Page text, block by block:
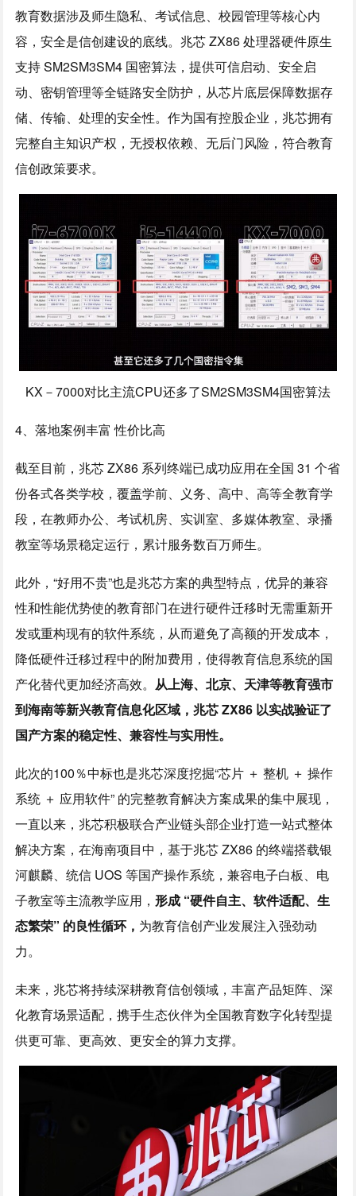
教育数据涉及师生隐私、考试信息、校园管理等核心内
容，安全是信创建设的底线。兆芯 ZX86 处理器硬件原生
支持 SM2SM3SM4 国密算法，提供可信启动、安全启
动、密钥管理等全链路安全防护，从芯片底层保障数据存
储、传输、处理的安全性。作为国有控股企业，兆芯拥有
完整自主知识产权，无授权依赖、无后门风险，符合教育
信创政策要求。
KX－7000对比主流CPU还多了SM2SM3SM4国密算法
4、落地案例丰富 性价比高
截至目前，兆芯 ZX86 系列终端已成功应用在全国 31 个省
份各式各类学校，覆盖学前、义务、高中、高等全教育学
段，在教师办公、考试机房、实训室、多媒体教室、录播
教室等场景稳定运行，累计服务数百万师生。
此外，“好用不贵”也是兆芯方案的典型特点，优异的兼容
性和性能优势使的教育部门在进行硬件迁移时无需重新开
发或重构现有的软件系统，从而避免了高额的开发成本，
降低硬件迁移过程中的附加费用，使得教育信息系统的国
产化替代更加经济高效。 从上海、北京、天津等教育强市
到海南等新兴教育信息化区域，兆芯 ZX86 以实战验证了
国产方案的稳定性、兼容性与实用性。
此次的100％中标也是兆芯深度挖掘“芯片 ＋ 整机 ＋ 操作
系统 ＋ 应用软件” 的完整教育解决方案成果的集中展现，
一直以来，兆芯积极联合产业链头部企业打造一站式整体
解决方案，在海南项目中，基于兆芯 ZX86 的终端搭载银
河麒麟、统信 UOS 等国产操作系统，兼容电子白板、电
子教室等主流教学应用，形成 “硬件自主、软件适配、生
态繁荣” 的良性循环， 为教育信创产业发展注入强劲动
力。
未来，兆芯将持续深耕教育信创领域，丰富产品矩阵、深
化教育场景适配，携手生态伙伴为全国教育数字化转型提
供更可靠、更高效、更安全的算力支撑。